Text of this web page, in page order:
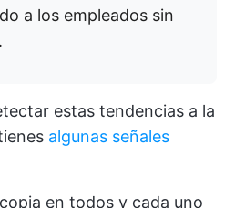
a los empleados sin
estas tendencias a la
algunas señales
en todos y cada uno